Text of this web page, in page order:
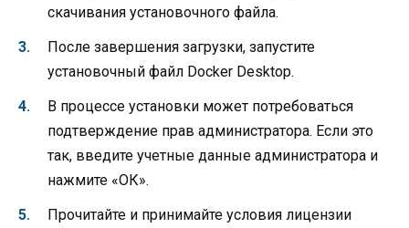
скачивания установочного файла.
После завершения загрузки, запустите
установочный файл Docker Desktop.
В процессе установки может потребоваться
подтверждение прав администратора. Если это
так, введите учетные данные администратора и
нажмите «ОК».
Прочитайте и принимайте условия лицензии